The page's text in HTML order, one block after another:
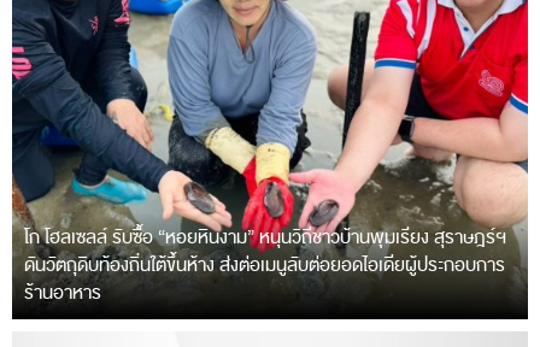
โก โฮลเซลล์ รับซื้อ “หอยหินงาม” หนุนวิถีชาวบ้านพุมเรียง สุราษฎร์ฯ
ดันวัตถุดิบท้องถิ่นใต้ขึ้นห้าง ส่งต่อเมนูลับต่อยอดไอเดียผู้ประกอบการ
ร้านอาหาร